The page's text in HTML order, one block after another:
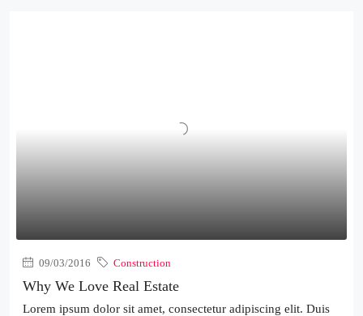
09/03/2016 Construction
Why We Love Real Estate
Lorem ipsum dolor sit amet, consectetur adipiscing elit. Duis